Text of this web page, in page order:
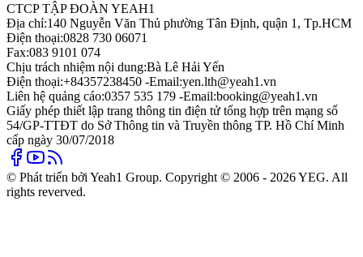
CTCP TẬP ĐOÀN YEAH1
Địa chỉ:140 Nguyễn Văn Thủ phường Tân Định, quận 1, Tp.HCM
Điện thoại:0828 730 06071
Fax:083 9101 074
Chịu trách nhiệm nội dung:Bà Lê Hải Yến
Điện thoại:+84357238450 -Email:yen.lth@yeah1.vn
Liên hệ quảng cáo:0357 535 179 -Email:booking@yeah1.vn
Giấy phép thiết lập trang thông tin điện tử tổng hợp trên mạng số
54/GP-TTĐT do Sở Thông tin và Truyền thông TP. Hồ Chí Minh
cấp ngày 30/07/2018
© Phát triển bởi Yeah1 Group. Copyright © 2006 - 2026 YEG. All
rights reverved.